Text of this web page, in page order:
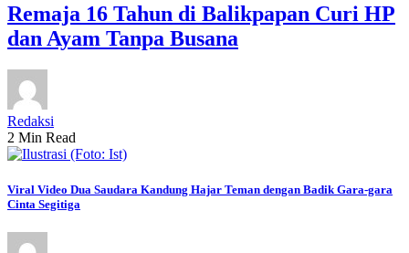
Remaja 16 Tahun di Balikpapan Curi HP
dan Ayam Tanpa Busana
Redaksi
2 Min Read
Viral Video Dua Saudara Kandung Hajar Teman dengan Badik Gara-gara
Cinta Segitiga